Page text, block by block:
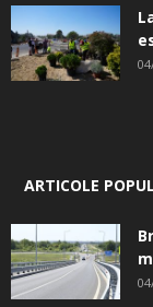
ARTICOLE